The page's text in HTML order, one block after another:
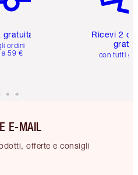
gratuita
ordini
a 59 €
Ricevi 2
con tutti gli
E-MAIL
offerte e consigli